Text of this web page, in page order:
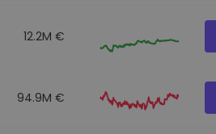
12.2M €
94.9M €